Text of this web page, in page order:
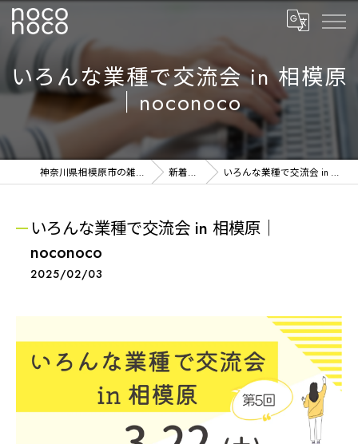
いろんな業種で交流会 in 相模原
｜noconoco
神奈川県相模原市の雑貨ならnoconoco 新着NEWS いろんな業種で交流会 in 相模原｜noconoco
いろんな業種で交流会 in 相模原｜
noconoco
2025/02/03